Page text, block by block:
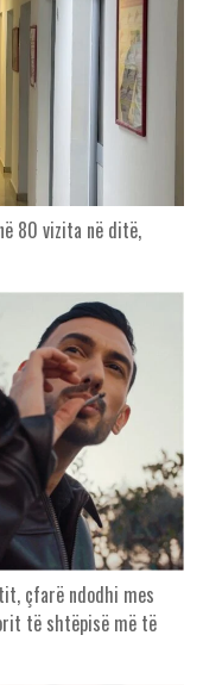
80 vizita në ditë,
çfarë ndodhi mes
të shtëpisë më të